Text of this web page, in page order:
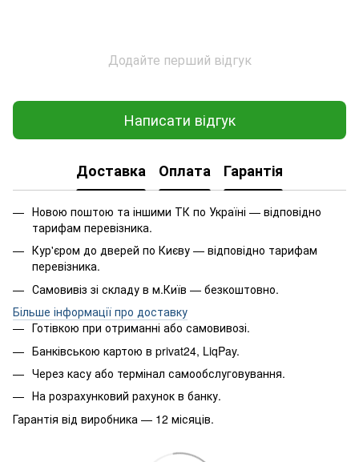
Додайте перший відгук
Написати відгук
Доставка Оплата Гарантія
Новою поштою та іншими ТК по Україні — відповідно
тарифам перевізника.
Кур'єром до дверей по Києву — відповідно тарифам
перевізника.
Самовивіз зі складу в м.Київ — безкоштовно.
Більше інформації про доставку
Готівкою при отриманні або самовивозі.
Банківською картою в privat24, LiqPay.
Через касу або термінал самообслуговування.
На розрахунковий рахунок в банку.
Гарантія від виробника — 12 місяців.